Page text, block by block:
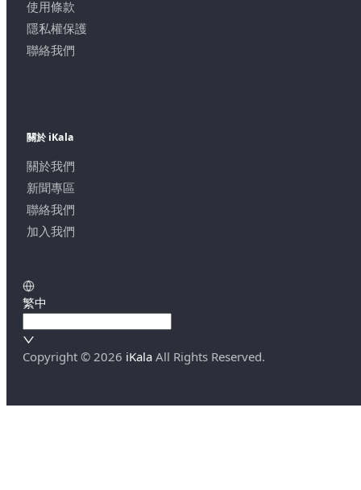
使用條款
隱私權保護
聯絡我們
關於 iKala
關於我們
新聞專區
聯絡我們
加入我們
繁中
Copyright © 2026 iKala All Rights Reserved.